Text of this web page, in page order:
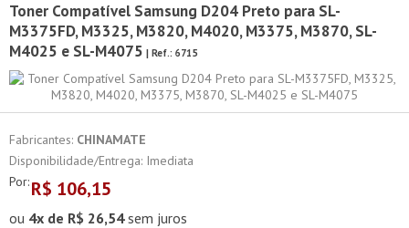
Toner Compatível Samsung D204 Preto para SL-
M3375FD, M3325, M3820, M4020, M3375, M3870, SL-
M4025 e SL-M4075 | Ref.: 6715
Fabricantes: CHINAMATE
Disponibilidade/Entrega: Imediata
Por:R$ 106,15
ou 4x de R$ 26,54sem juros